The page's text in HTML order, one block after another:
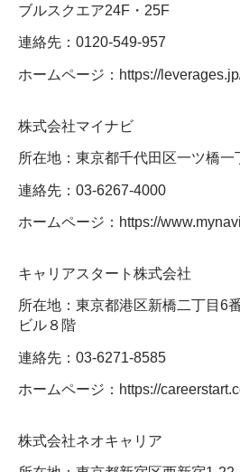
ブルスクエア24F・25F
連絡先：0120-549-957
ホームページ：https://
株式会社マイナビ
所在地：東京都千代田区一ツ橋一
連絡先：03-6267-4000
ホームページ：https://
キャリアスタート株式会社
所在地：東京都港区新橋二丁目6
ビル８階
連絡先：03-6271-8585
ホームページ：https://
株式会社ネオキャリア